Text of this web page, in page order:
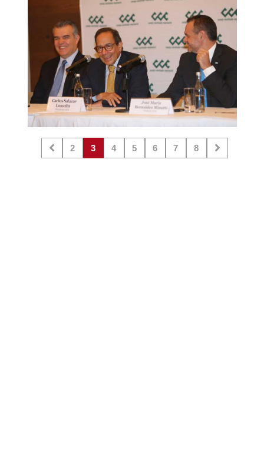
2 3 4 5 6 7 8